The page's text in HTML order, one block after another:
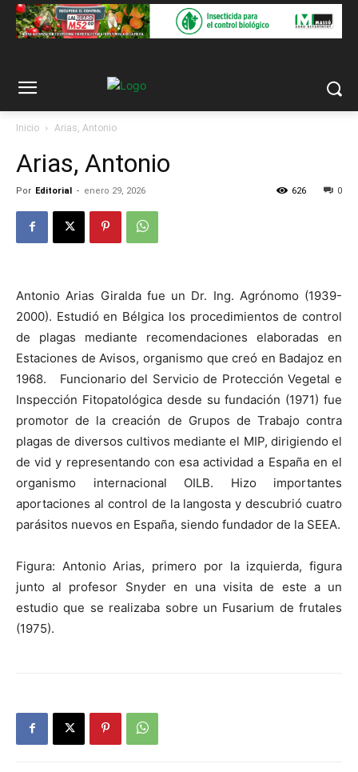
Inicio Arias, Antonio
Arias, Antonio
Por Editorial - enero 29, 2026 0
626
Antonio Arias Giralda fue un Dr. Ing. Agrónomo (1939-
2000). Estudió en Bélgica los procedimientos de control
de plagas mediante recomendaciones elaboradas en
Estaciones de Avisos, organismo que creó en Badajoz en
1968. Funcionario del Servicio de Protección Vegetal e
Inspección Fitopatológica desde su fundación (1971) fue
promotor de la creación de Grupos de Trabajo contra
plagas de diversos cultivos mediante el MIP, dirigiendo el
de vid y representando con esa actividad a España en el
organismo internacional OILB. Hizo importantes
aportaciones al control de la langosta y descubrió cuatro
parásitos nuevos en España, siendo fundador de la SEEA.
Figura: Antonio Arias, primero por la izquierda, figura
junto al profesor Snyder en una visita de este a un
estudio que se realizaba sobre un Fusarium de frutales
(1975).